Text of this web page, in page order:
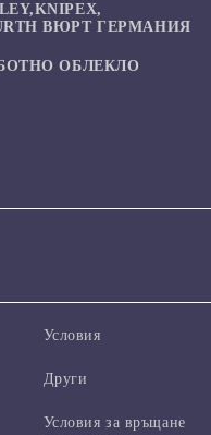
ВЮРТ ГЕРМАНИЯ
ОБЛЕКЛО
Условия
Други
Условия за връщане